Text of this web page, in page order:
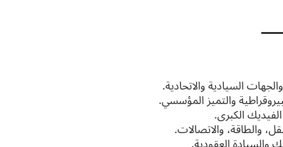
السيادية والاتحادية.
والتميز المؤسسي.
الكبرى.
والطاقة، والاتصالات.